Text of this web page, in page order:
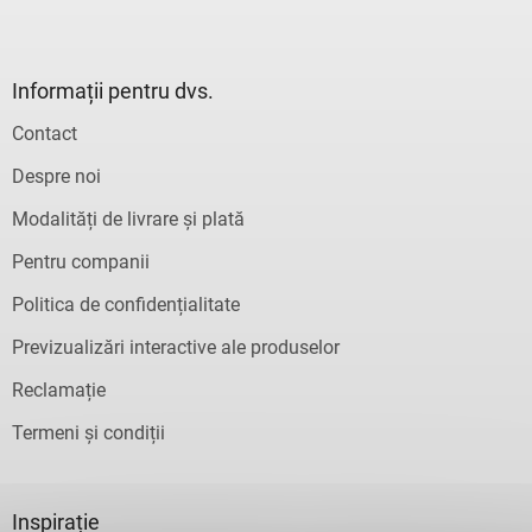
Informații pentru dvs.
Contact
Despre noi
Modalități de livrare și plată
Pentru companii
Politica de confidențialitate
Previzualizări interactive ale produselor
Reclamație
Termeni și condiții
Inspirație